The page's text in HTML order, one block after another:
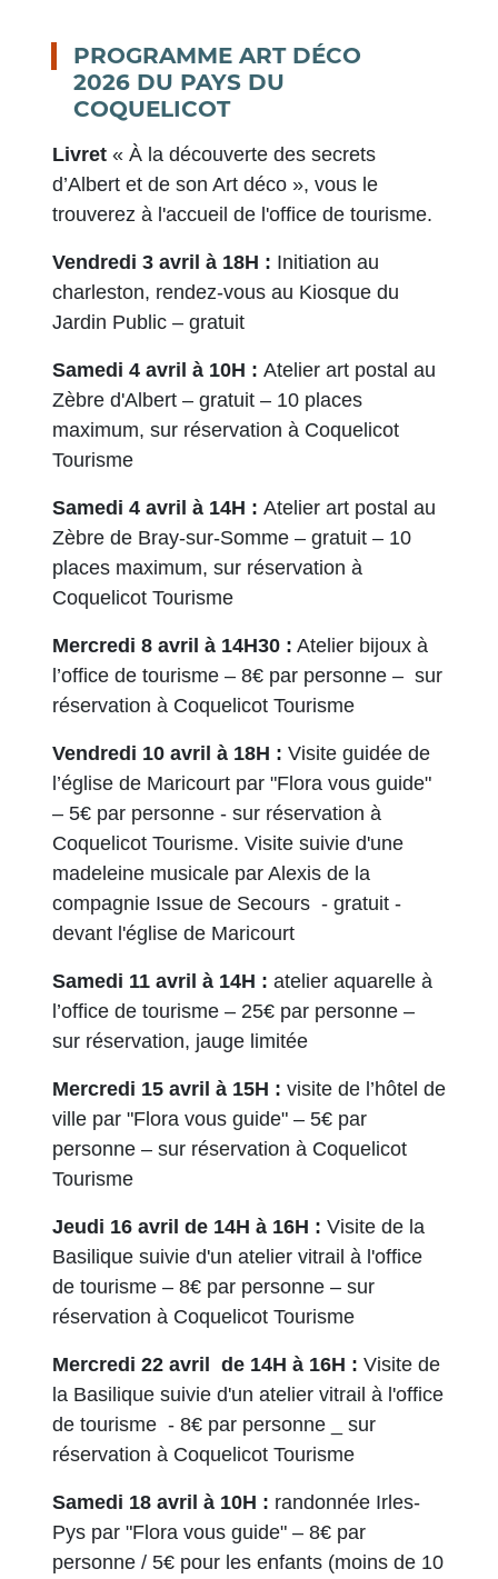
PROGRAMME ART DÉCO
2026 DU PAYS DU
COQUELICOT
Livret « À la découverte des secrets
d’Albert et de son Art déco », vous le
trouverez à l'accueil de l'office de tourisme.
Vendredi 3 avril à 18H : Initiation au
charleston, rendez-vous au Kiosque du
Jardin Public – gratuit
Samedi 4 avril à 10H : Atelier art postal au
Zèbre d'Albert – gratuit – 10 places
maximum, sur réservation à Coquelicot
Tourisme
Samedi 4 avril à 14H : Atelier art postal au
Zèbre de Bray-sur-Somme – gratuit – 10
places maximum, sur réservation à
Coquelicot Tourisme
Mercredi 8 avril à 14H30 : Atelier bijoux à
l’office de tourisme – 8€ par personne – sur
réservation à Coquelicot Tourisme
Vendredi 10 avril à 18H : Visite guidée de
l’église de Maricourt par "Flora vous guide"
– 5€ par personne - sur réservation à
Coquelicot Tourisme. Visite suivie d'une
madeleine musicale par Alexis de la
compagnie Issue de Secours - gratuit -
devant l'église de Maricourt
Samedi 11 avril à 14H : atelier aquarelle à
l’office de tourisme – 25€ par personne –
sur réservation, jauge limitée
Mercredi 15 avril à 15H : visite de l’hôtel de
ville par "Flora vous guide" – 5€ par
personne – sur réservation à Coquelicot
Tourisme
Jeudi 16 avril de 14H à 16H : Visite de la
Basilique suivie d'un atelier vitrail à l'office
de tourisme – 8€ par personne – sur
réservation à Coquelicot Tourisme
Mercredi 22 avril de 14H à 16H : Visite de
la Basilique suivie d'un atelier vitrail à l'office
de tourisme - 8€ par personne _ sur
réservation à Coquelicot Tourisme
Samedi 18 avril à 10H : randonnée Irles-
Pys par "Flora vous guide" – 8€ par
personne / 5€ pour les enfants (moins de 10